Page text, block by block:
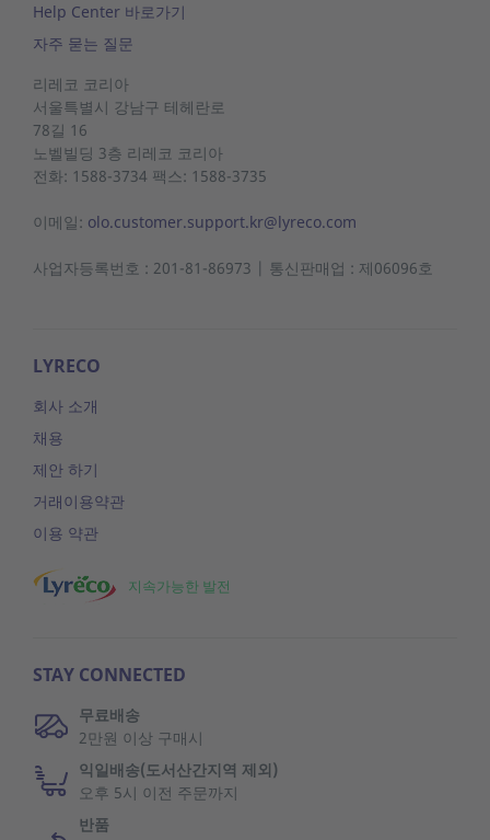
Help Center 바로가기
자주 묻는 질문
리레코 코리아
서울특별시 강남구 테헤란로
78길 16
노벨빌딩 3층 리레코 코리아
전화: 1588-3734 팩스: 1588-3735
이메일: olo.customer.support.kr@lyreco.com
사업자등록번호 : 201-81-86973 | 통신판매업 : 제06096호
LYRECO
회사 소개
채용
제안 하기
거래이용약관
이용 약관
지속가능한 발전
STAY CONNECTED
무료배송
2만원 이상 구매시
익일배송(도서산간지역 제외)
오후 5시 이전 주문까지
반품